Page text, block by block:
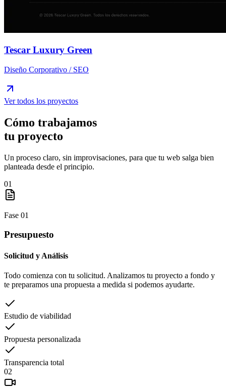
Tescar Luxury Green
Diseño Corporativo / SEO
Ver todos los proyectos
Cómo trabajamos
tu proyecto
Un proceso claro, sin improvisaciones, para que tu web salga bien
planteada desde el principio.
01
Fase 01
Presupuesto
Solicitud y Análisis
Todo comienza con tu solicitud. Analizamos tu proyecto a fondo y
te preparamos una propuesta a medida si podemos ayudarte.
Estudio de viabilidad
Propuesta personalizada
Transparencia total
02